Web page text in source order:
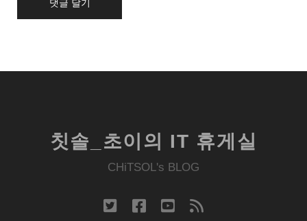
칫솔_초이의 IT 휴게실
CHiTSOL's BLOG
twitter facebook
youtube
rss